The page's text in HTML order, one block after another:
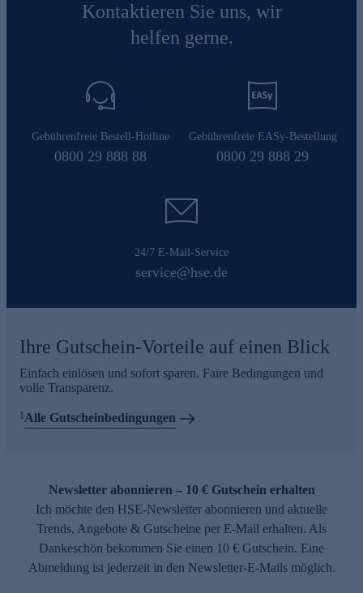
Kontaktieren Sie uns, wir
helfen gerne.
Gebührenfreie Bestell-Hotline
0800 29 888 88
Gebührenfreie EASy-Bestellung
0800 29 888 29
24/7 E-Mail-Service
service@hse.de
Ihre Gutschein-Vorteile auf einen Blick
Einfach einlösen und sofort sparen. Faire Bedingungen und
volle Transparenz.
1 Alle Gutscheinbedingungen
Newsletter abonnieren – 10 € Gutschein erhalten
Ich möchte den HSE-Newsletter abonnieren und aktuelle
Trends, Angebote & Gutscheine per E-Mail erhalten. Als
Dankeschön bekommen Sie einen 10 € Gutschein. Eine
Abmeldung ist jederzeit in den Newsletter-E-Mails möglich.